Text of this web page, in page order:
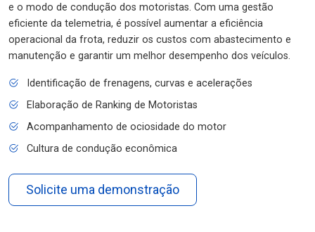
e o modo de condução dos motoristas. Com uma gestão
eficiente da telemetria, é possível aumentar a eficiência
operacional da frota, reduzir os custos com abastecimento e
manutenção e garantir um melhor desempenho dos veículos.
Identificação de frenagens, curvas e acelerações
Elaboração de Ranking de Motoristas
Acompanhamento de ociosidade do motor
Cultura de condução econômica
Solicite uma demonstração